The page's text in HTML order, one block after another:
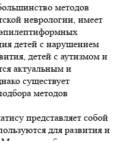
методов
неврологии, имеет
детей с нарушением
детей с аутизмом и
актуальным и
существует
методов
представляет собой
для развития и